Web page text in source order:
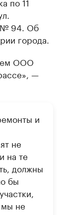
№ 94. Об
города.
ООО
—
и
не
на те
должны
бы
не